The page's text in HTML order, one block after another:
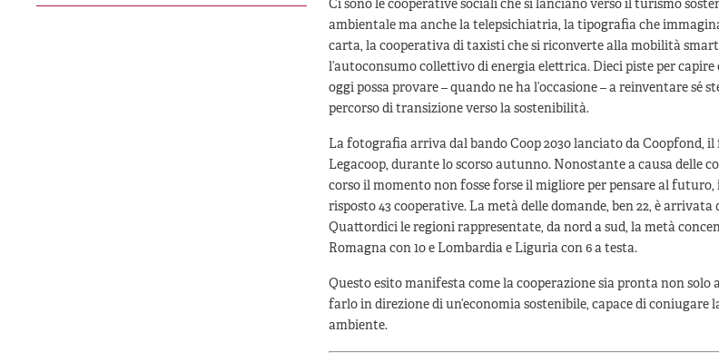
Ci sono le cooperative sociali che si lanciano verso il turismo
ambientale ma anche la telepsichiatria, la tipografia che
carta, la cooperativa di taxisti che si riconverte alla mobilità
l’autoconsumo collettivo di energia elettrica. Dieci piste per capire
oggi possa provare – quando ne ha l’occasione – a reinventare sé
percorso di transizione verso la sostenibilità.
La fotografia arriva dal bando Coop 2030 lanciato da Coopfond,
Legacoop, durante lo scorso autunno. Nonostante a causa delle
corso il momento non fosse forse il migliore per pensare al
risposto 43 cooperative. La metà delle domande, ben 22, è arrivata
Quattordici le regioni rappresentate, da nord a sud, la metà
Romagna con 10 e Lombardia e Liguria con 6 a testa.
Questo esito manifesta come la cooperazione sia pronta non solo
farlo in direzione di un’economia sostenibile, capace di coniugare
ambiente.